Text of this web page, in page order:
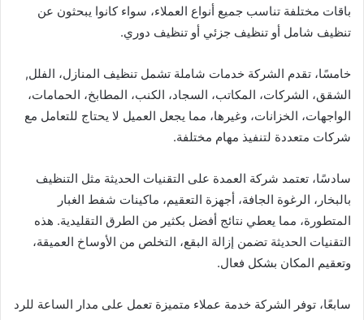
باقات مختلفة تناسب جميع أنواع العملاء، سواء كانوا يبحثون عن
تنظيف شامل أو تنظيف جزئي أو تنظيف دوري.
خامسًا، تقدم الشركة خدمات شاملة تشمل تنظيف المنازل، الفلل,
الشقق، الشركات، المكاتب، السجاد، الكنب، المطابخ، الحمامات،
الواجهات، الخزانات، وغيرها، مما يجعل العميل لا يحتاج للتعامل مع
شركات متعددة لتنفيذ مهام مختلفة.
سادسًا، تعتمد شركة العمدة على التقنيات الحديثة مثل التنظيف
بالبخار، الرغوة الجافة، أجهزة التعقيم، ماكينات شفط الغبار
المتطورة، مما يعطي نتائج أفضل بكثير من الطرق التقليدية. هذه
التقنيات الحديثة تضمن إزالة البقع، التخلص من الأوساخ العميقة،
وتعقيم المكان بشكل فعال.
سابعًا، توفر الشركة خدمة عملاء متميزة تعمل على مدار الساعة للرد